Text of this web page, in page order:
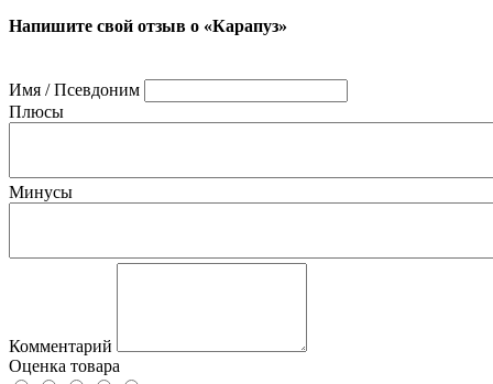
Напишите свой отзыв о «Карапуз»
Имя / Псевдоним
Плюсы
Минусы
Комментарий
Оценка товара